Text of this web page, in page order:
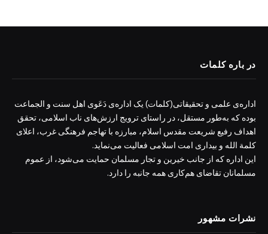
در باره کلمات
اداره‌ی علمی و تحقیقاتی(کلمات) یک اداره‌ی دَعَوی اهل سنت و الجماعت
بوده که به‌طور مستقل، در راستای ترویج ارزش‌های ناب اسلامی، تحقق
اهداف رفیع شریعت مقدس اسلام، مبارزه با تهاجم فرهنگی غرب، اعلای
کلمة الله و بیداری امت اسلامی فعالیت می‌نماید.
این اداره که از جانب خیرین و تجار مسلمان حمایت می‌شود، از عموم
مسلمانان تقاضای هم‌کاری همه جانبه را دارد.
نشرات مشهور